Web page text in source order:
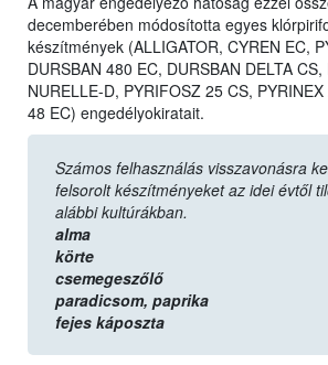
decemberében módosította egyes
készítmények (ALLIGATOR, CYREN EC,
DURSBAN 480 EC, DURSBAN DELTA
NURELLE-D, PYRIFOSZ 25 CS,
48 EC) engedélyokiratait.
Számos felhasználás visszavonásra
felsorolt készítményeket az idei évtől
alábbi kultúrákban.
alma
körte
csemegeszőlő
paradicsom, paprika
fejes káposzta